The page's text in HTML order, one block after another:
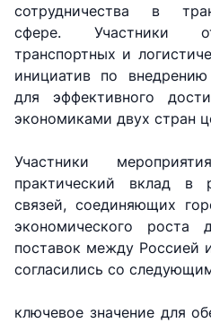
сотрудничества в
сфере. Участники
транспортных и
инициатив по
для эффективного
экономиками двух стран
Участники
практический вклад в
связей, соединяющих
экономического роста
поставок между Россией
согласились со
ключевое значение для